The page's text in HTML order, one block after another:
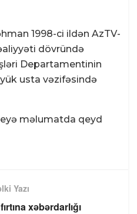
1998-ci ildən AzTV-
dövründə
Departamentinin
usta vəzifəsində
məlumatda qeyd
Yazı
xəbərdarlığı